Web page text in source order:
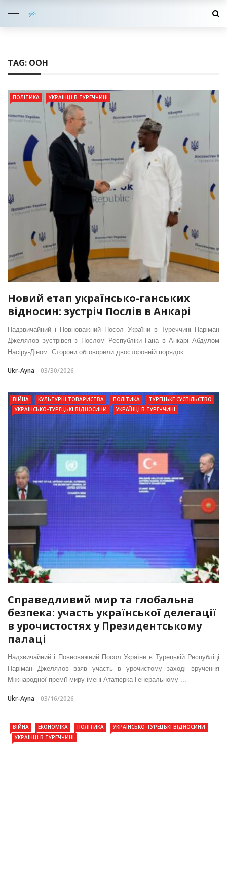
TAG: ООН
ПОЛІТИКА УКРАЇНЦІ В ТУРЕЧЧИНІ
Новий етап українсько-ганських
відносин: зустріч Послів в Анкарі
Надзвичайний і Повноважний Посол України в Туреччині Наріман
Джелялов зустрівся з Послом Республіки Гана в Анкарі Абдулом
Насіру-Діном. Сторони обговорили двосторонній порядок ...
Ukr-Ayna 03/30/2026
ВІЙНА КУЛЬТУРНІ ТОВАРИСТВА ПОЛІТИКА
ТУРЕЦЬКЕ СУСПІЛЬСТВО
УКРАЇНСЬКО-ТУРЕЦЬКІ ВІДНОСИНИ
УКРАЇНЦІ В ТУРЕЧЧИНІ
Справедливий мир та глобальна
безпека: участь української делегації
в урочистостях у Президентському
палаці
Надзвичайний і Повноважний Посол України в Турецькій Республіці
Наріман Джелялов взяв участь в урочистому заході вручення
Міжнародної премії миру імені Ататюрка Генеральному ...
Ukr-Ayna 03/16/2026
ВІЙНА ЕКОНОМІКА ПОЛІТИКА
УКРАЇНСЬКО-ТУРЕЦЬКІ ВІДНОСИНИ
УКРАЇНЦІ В ТУРЕЧЧИНІ